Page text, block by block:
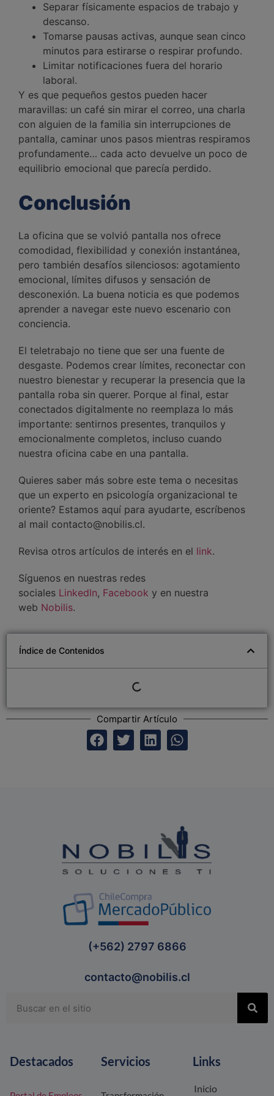
Separar físicamente espacios de trabajo y
descanso.
Tomarse pausas activas, aunque sean cinco
minutos para estirarse o respirar profundo.
Limitar notificaciones fuera del horario
laboral.
Y es que pequeños gestos pueden hacer
maravillas: un café sin mirar el correo, una charla
con alguien de la familia sin interrupciones de
pantalla, caminar unos pasos mientras respiramos
profundamente… cada acto devuelve un poco de
equilibrio emocional que parecía perdido.
Conclusión
La oficina que se volvió pantalla nos ofrece
comodidad, flexibilidad y conexión instantánea,
pero también desafíos silenciosos: agotamiento
emocional, límites difusos y sensación de
desconexión. La buena noticia es que podemos
aprender a navegar este nuevo escenario con
conciencia.
El teletrabajo no tiene que ser una fuente de
desgaste. Podemos crear límites, reconectar con
nuestro bienestar y recuperar la presencia que la
pantalla roba sin querer. Porque al final, estar
conectados digitalmente no reemplaza lo más
importante: sentirnos presentes, tranquilos y
emocionalmente completos, incluso cuando
nuestra oficina cabe en una pantalla.
Quieres saber más sobre este tema o necesitas
que un experto en psicología organizacional te
oriente? Estamos aquí para ayudarte, escríbenos
al mail contacto@nobilis.cl.
Revisa otros artículos de interés en el link.
Síguenos en nuestras redes
sociales Linkedln, Facebook y en nuestra
web Nobilis.
Índice de Contenidos
Compartir Artículo
(+562) 2797 6866
contacto@nobilis.cl
Destacados Servicios Links
Inicio